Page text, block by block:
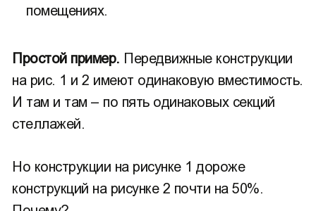
помещениях.
Простой пример. Передвижные конструкции
на рис. 1 и 2 имеют одинаковую вместимость.
И там и там – по пять одинаковых секций
стеллажей.
Но конструкции на рисунке 1 дороже
конструкций на рисунке 2 почти на 50%.